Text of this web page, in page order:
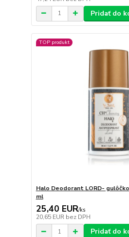
Pridať do
TOP produkt
Halo Deodorant LORD-
ml
25,40 EUR/ks
20,65 EUR bez DPH
Pridať do